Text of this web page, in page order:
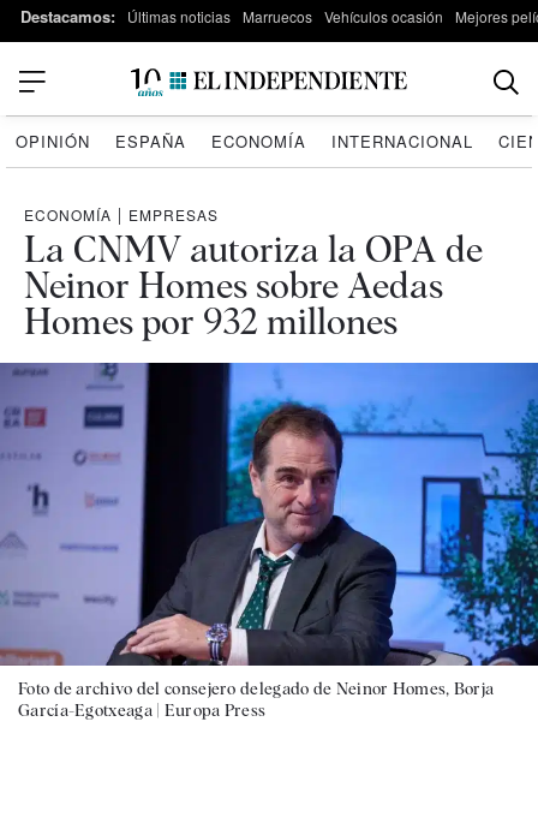
Destacamos: Últimas noticias Marruecos Vehículos ocasión Mejores
OPINIÓN ESPAÑA ECONOMÍA INTERNACIONAL
ECONOMÍA | EMPRESAS
La CNMV autoriza la OPA de
Neinor Homes sobre Aedas
Homes por 932 millones
Foto de archivo del consejero delegado de Neinor Homes, Borja
García-Egotxeaga | Europa Press